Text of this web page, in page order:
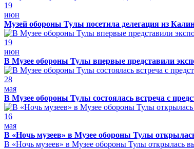
19
июн
Музей обороны Тулы посетила делегация из
19
июн
В Музее обороны Тулы впервые представили
28
мая
В Музее обороны Тулы состоялась встреча с
16
мая
В «Ночь музеев» в Музее обороны Тулы
В «Ночь музеев» в Музее обороны Тулы открылась